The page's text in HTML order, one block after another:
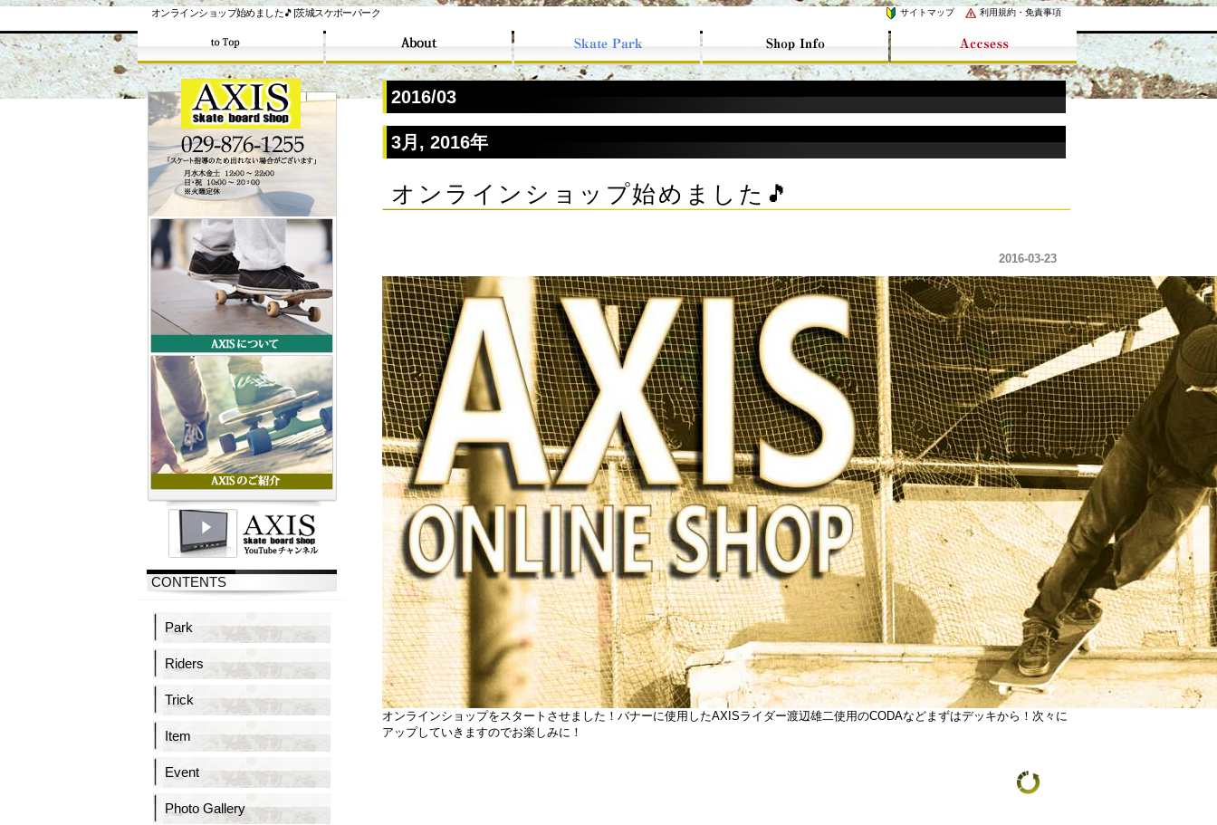
オンラインショップ始めました🎵|茨城スケボーパーク 利用規約・免責事項
サイトマップ
2016/03
3月, 2016年
オンラインショップ始めました🎵
2016-03-23
オンラインショップをスタートさせました！バナーに使用したAXISライダー渡辺雄二使用のCODAなどまずはデッキから！次々に
アップしていきますのでお楽しみに！
CONTENTS
Park
Riders
Trick
Item
Event
Photo Gallery